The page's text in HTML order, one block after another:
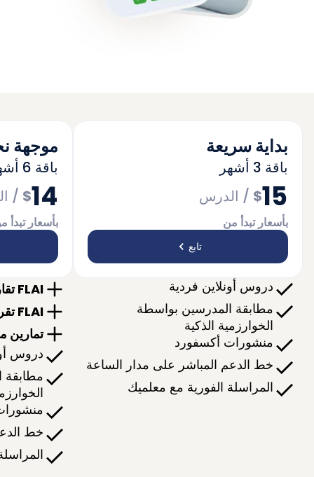
بداية سريعة
باقة 3 أشهر
15
$
/ الدرس
دروس أونلاين فردية
مطابقة المدرسين بواسطة
الخوارزمية الذكية
منشورات أكسفورد
خط الدعم المباشر على مدار الساعة
موجهة
باقة 6 أشهر
14
$
/
FLAI تقارير الدورة التدريبية/التطوير
FLAI تقرير تحديد المستوى
دروس
مطابقة
خط